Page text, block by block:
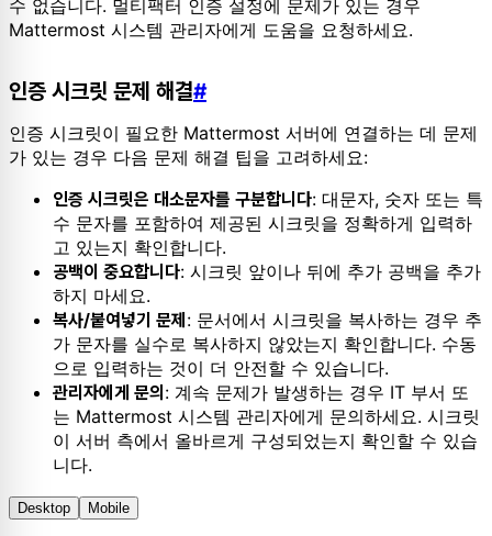
수 없습니다. 멀티팩터 인증 설정에 문제가 있는 경우
Mattermost 시스템 관리자에게 도움을 요청하세요.
인증 시크릿 문제 해결#
인증 시크릿이 필요한 Mattermost 서버에 연결하는 데 문제
가 있는 경우 다음 문제 해결 팁을 고려하세요:
인증 시크릿은 대소문자를 구분합니다: 대문자, 숫자 또는 특
수 문자를 포함하여 제공된 시크릿을 정확하게 입력하
고 있는지 확인합니다.
공백이 중요합니다: 시크릿 앞이나 뒤에 추가 공백을 추가
하지 마세요.
복사/붙여넣기 문제 : 문서에서 시크릿을 복사하는 경우 추
가 문자를 실수로 복사하지 않았는지 확인합니다. 수동
으로 입력하는 것이 더 안전할 수 있습니다.
관리자에게 문의 : 계속 문제가 발생하는 경우 IT 부서 또
는 Mattermost 시스템 관리자에게 문의하세요. 시크릿
이 서버 측에서 올바르게 구성되었는지 확인할 수 있습
니다.
Desktop Mobile